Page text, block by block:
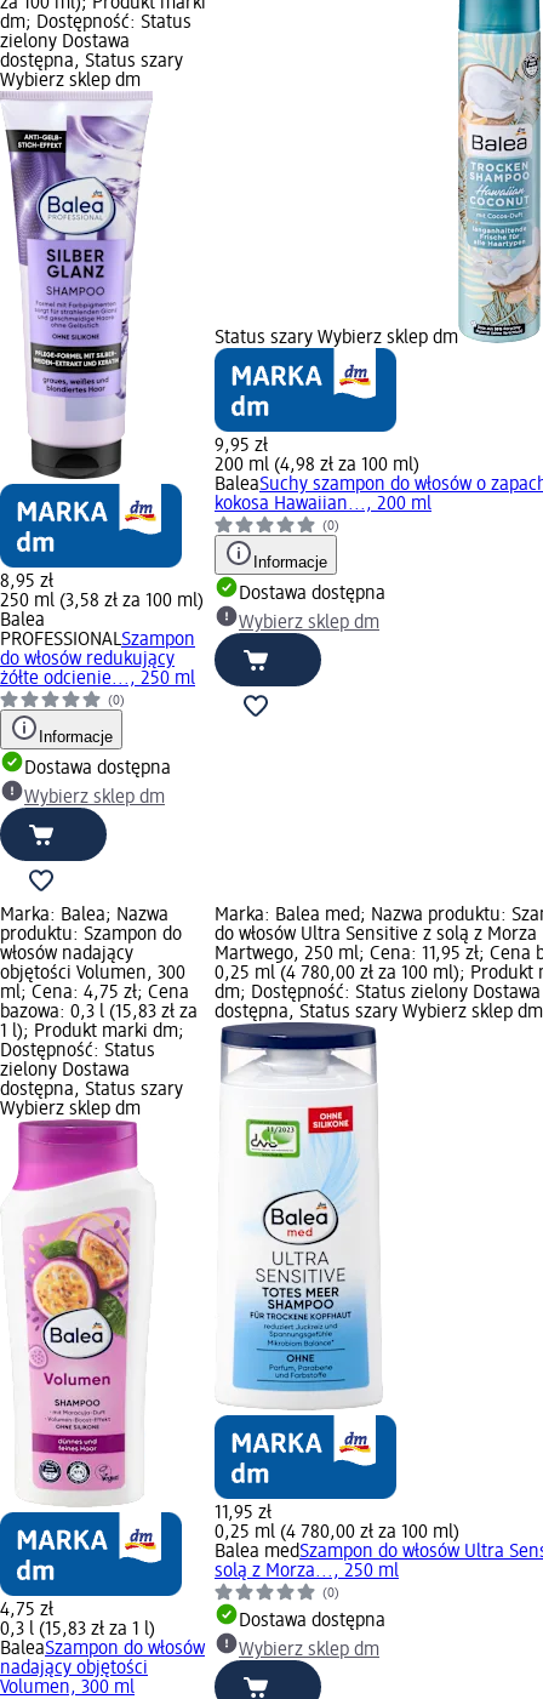
dm; Dostępność: Status
zielony Dostawa
dostępna, Status szary
Wybierz sklep dm
8,95 zł
250 ml (3,58 zł za 100 ml)
Balea
PROFESSIONALSzampon
do włosów redukujący
żółte odcienie..., 250 ml
(0)
Informacje
Dostawa dostępna
Wybierz sklep dm
Status szary Wybierz sklep dm
9,95 zł
200 ml (4,98 zł za 100 ml)
BaleaSuchy szampon do włosów o
kokosa Hawaiian..., 200 ml
(0)
Informacje
Dostawa dostępna
Wybierz sklep dm
Marka: Balea; Nazwa
produktu: Szampon do
włosów nadający
objętości Volumen, 300
ml; Cena: 4,75 zł; Cena
bazowa: 0,3 l (15,83 zł za
1 l); Produkt marki dm;
Dostępność: Status
zielony Dostawa
dostępna, Status szary
Wybierz sklep dm
4,75 zł
0,3 l (15,83 zł za 1 l)
BaleaSzampon do włosów
nadający objętości
Volumen, 300 ml
Marka: Balea med; Nazwa produktu:
do włosów Ultra Sensitive z solą z Morza
Martwego, 250 ml; Cena: 11,95 zł; Cena
0,25 ml (4 780,00 zł za 100 ml); Produkt
dm; Dostępność: Status zielony Dostawa
dostępna, Status szary Wybierz sklep dm
11,95 zł
0,25 ml (4 780,00 zł za 100 ml)
Balea medSzampon do włosów Ultra
solą z Morza..., 250 ml
(0)
Dostawa dostępna
Wybierz sklep dm